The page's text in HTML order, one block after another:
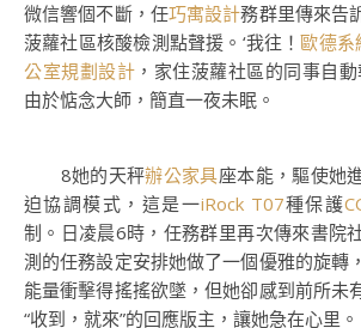
微信響個不斷，任巧寓設計務群里傳來告
菠蘿社區核酸檢測點聲援。‘我往！歐德系
公室規劃設計 ，家住菠蘿社區的同事自
由於惦念大師，簡直一夜未眠。
8她的天秤辦公家具座本能，驅使她
迫協調模式，這是一iRock T07種保護
制。日凌晨6時，任務群里再次傳來書院
測的任務設定安排她做了一個優雅的旋轉
能量衝擊得搖搖欲墜，但她卻感到前所未
“收到，就來”的回應版主，讓她急在心里。